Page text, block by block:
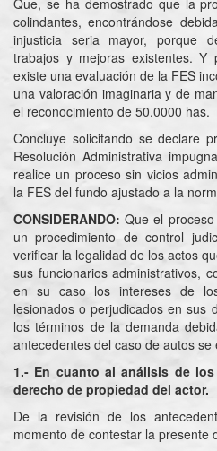
Que, se ha demostrado que la
colindantes, encontrándose
injusticia seria mayor, porque
trabajos y mejoras existentes.
existe una evaluación de la FES
una valoración imaginaria y de
el reconocimiento de 50.0000 has.
Concluye solicitando se declare
Resolución Administrativa
realice un proceso sin vicios
la FES del fundo ajustado a la
CONSIDERANDO:Que el
un procedimiento de control
verificar la legalidad de los actos
sus funcionarios administrativos,
en su caso los intereses de
lesionados o perjudicados en sus
los términos de la demanda
antecedentes del caso de autos se
1.- En cuanto al análisis de
derecho de propiedad del actor.
De la revisión de los
momento de contestar la presente